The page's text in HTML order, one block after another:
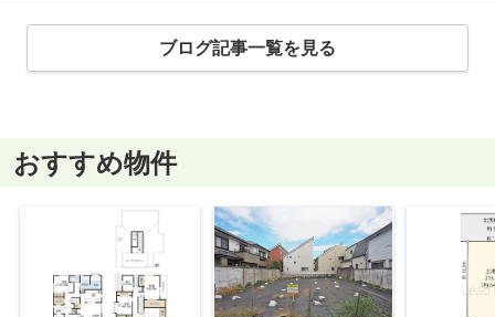
ブログ記事一覧を見る
おすすめ物件